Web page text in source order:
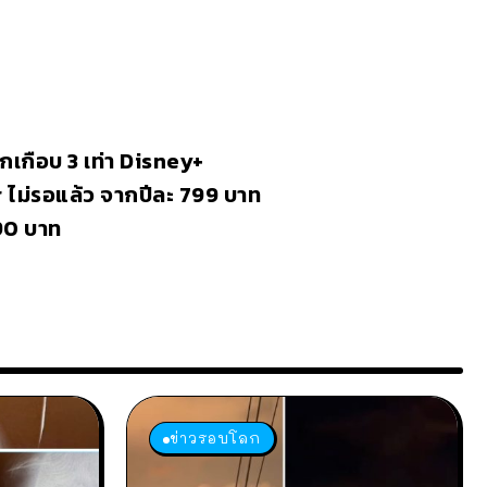
กือบ 3 เท่า Disney+
ม่รอแล้ว จากปีละ 799 บาท
บาท
ข่าวรอบโลก